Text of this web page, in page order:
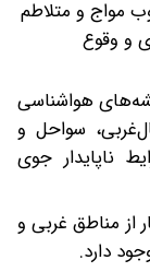
مواج و متلاطم
و وقوع
هواشناسی
سواحل و
ناپایدار جوی
از مناطق غربی و
دارد.